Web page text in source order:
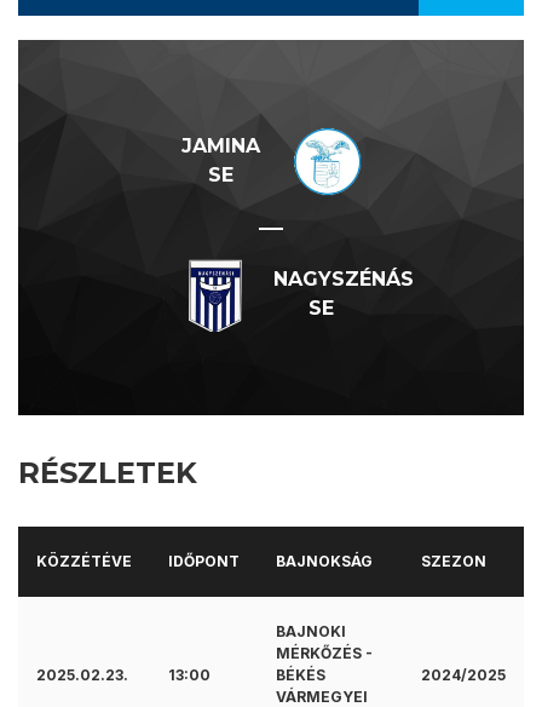
JAMINA
SE
—
NAGYSZÉNÁS
SE
RÉSZLETEK
KÖZZÉTÉVE IDŐPONT BAJNOKSÁG SZEZON
2025.02.23. 13:00
BAJNOKI
MÉRKŐZÉS -
BÉKÉS
VÁRMEGYEI
2024/2025